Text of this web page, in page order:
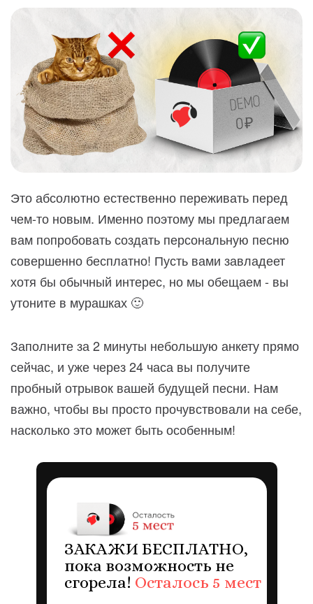
Это абсолютно естественно переживать перед
чем-то новым. Именно поэтому мы предлагаем
вам попробовать создать персональную песню
совершенно бесплатно! Пусть вами завладеет
хотя бы обычный интерес, но мы обещаем - вы
утоните в мурашках 🙂
Заполните за 2 минуты небольшую анкету прямо
сейчас, и уже через 24 часа вы получите
пробный отрывок вашей будущей песни. Нам
важно, чтобы вы просто прочувствовали на себе,
насколько это может быть особенным!
ЗАКАЖИ БЕСПЛАТНО,
пока возможность не
сгорела! Осталось 5 мест